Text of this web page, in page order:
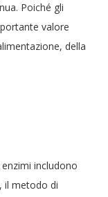
Poiché gli
valore
della
includono
il metodo di